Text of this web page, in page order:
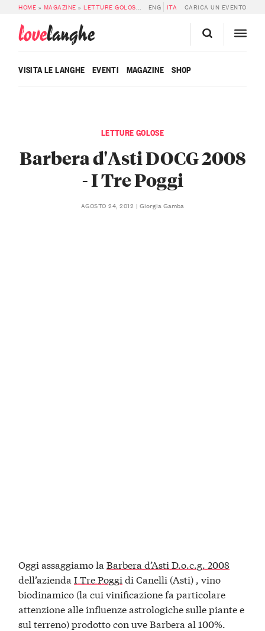
HOME » MAGAZINE »LETTURE GOLOSE » BARBERA D’ASTI DOCG 2008 – I TRE
ENG ITA CARICA UN EVENTO
lovelanghe
VISITA LE LANGHE EVENTI MAGAZINE SHOP
LETTURE GOLOSE
Barbera d'Asti DOCG 2008
- I Tre Poggi
AGOSTO 24, 2012 Giorgia Gamba
Oggi assaggiamo laBarbera d’Asti D.o.c.g. 2008
dell’aziendaI Tre Poggi di Canelli (Asti) , vino
biodinamico (la cui vinificazione fa particolare
attenzione alle influenze astrologiche sulle piante e
sul terreno) prodotto con uve Barbera al 100%.